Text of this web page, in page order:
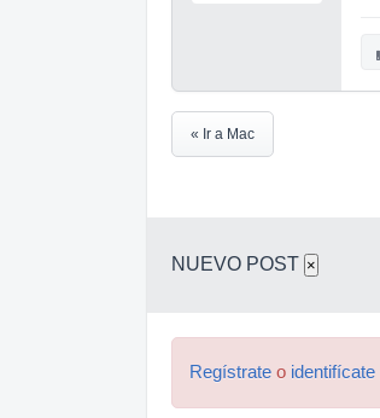
« Ir a Mac
NUEVO POST ×
Regístrate o identifícate